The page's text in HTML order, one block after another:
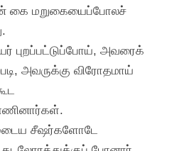
கை மறுகையைப்போலச்
புறப்பட்டுப்போய், அவரைக்
அவருக்கு விரோதமாய்
சீஷர்களோடே